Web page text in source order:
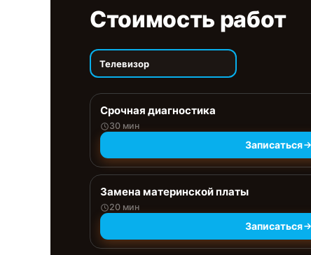
Стоимость работ
Телевизор
Срочная диагностика
30 мин
Записаться
Замена материнской платы
20 мин
Записаться